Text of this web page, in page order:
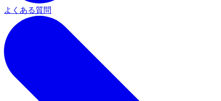
よくある質問